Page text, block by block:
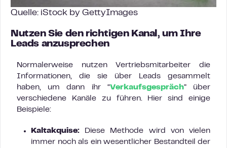
Quelle: iStock by GettyImages
Nutzen Sie den richtigen Kanal, um Ihre
Leads anzusprechen
Normalerweise nutzen Vertriebsmitarbeiter die
Informationen, die sie über Leads gesammelt
haben, um dann ihr “Verkaufsgespräch” über
verschiedene Kanäle zu führen. Hier sind einige
Beispiele:
Kaltakquise: Diese Methode wird von vielen
immer noch als ein wesentlicher Bestandteil der